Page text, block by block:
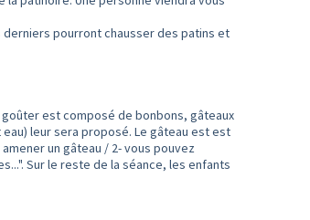
derniers pourront chausser des patins et
est composé de bonbons, gâteaux
leur sera proposé. Le gâteau est est
un gâteau / 2- vous pouvez
Sur le reste de la séance, les enfants